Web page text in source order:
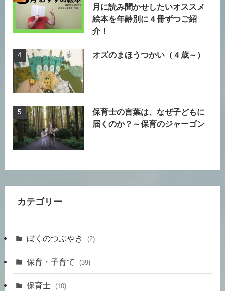
月に読み聞かせしたいオススメ
絵本を年齢別に４冊ずつご紹
介！
オズのまほうつかい（４歳～）
保育士の言葉は、なぜ子どもに
届くのか？～保育のジャーゴン
カテゴリー
ぼくのつぶやき (2)
保育・子育て (39)
保育士 (10)